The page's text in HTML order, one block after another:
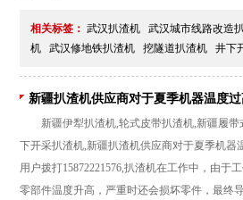
相关标签： 武汉扒渣机 武汉城市线路改造
机
武汉修地铁扒渣机 挖隧道扒渣机 井下
新疆扒渣机供应商对于夏季机器温度
新疆伊犁扒渣机,轮式皮带扒渣机,新疆履
下开采扒渣机,新疆扒渣机供应商对于夏季机器
用户拨打15872221576,扒渣机在工作中，由于
零部件温度升高，严重时还会损坏零件，最终